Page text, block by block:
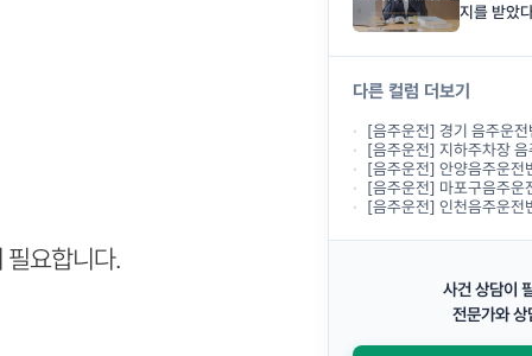
필요합니다.
지를 받았
다른 컬럼 더보기
[음주운전] 경기 음주운전변호사, 형사재판
[음주운전] 지하주차장 음주운전, 도로가
[음주운전] 안양음주운전변호사사무실, 두
[음주운전] 마포구음주운전변호사사무실,
[음주운전] 인천음주운전변호사, 음주운전으로
사건 상담이
전문가와 상